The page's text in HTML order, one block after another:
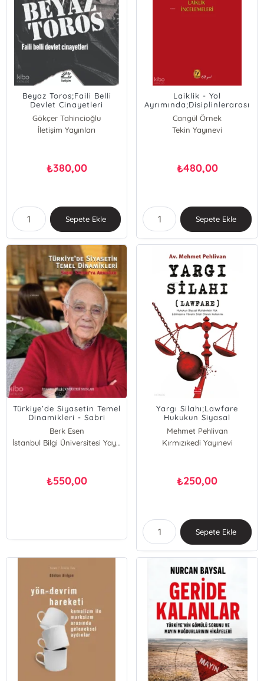
Beyaz Toros;Faili Belli
Devlet Cinayetleri
Gökçer Tahincioğlu
İletişim Yayınları
₺380,00
Sepete Ekle
Laiklik - Yol
Ayrımında;Disiplinlerarası
Laiklik İncelemeleri
Cangül Örnek
Tolga Şirin
Tekin Yayınevi
₺480,00
Sepete Ekle
Türkiye’de Siyasetin Temel
Dinamikleri - Sabri
Sayarı’ya Armağan
Berk Esen
Şebnem Gümüşçü
İstanbul Bilgi Üniversitesi Yayınları
₺550,00
Yargı Silahı;Lawfare
Hukukun Siyasal
Muhalefetin Yok
Edilmesine Yönelik Silah
Olarak Kullanımı
Mehmet Pehlivan
Kırmızıkedi Yayınevi
₺250,00
Sepete Ekle